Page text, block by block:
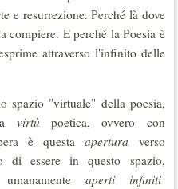
e resurrezione. Perché là dove
compiere. E perché la Poesia è
attraverso l'infinito delle
"virtuale" della poesia,
virtù poetica, ovvero con
è questaapertura verso
essere in questo spazio,
aperti
infiniti